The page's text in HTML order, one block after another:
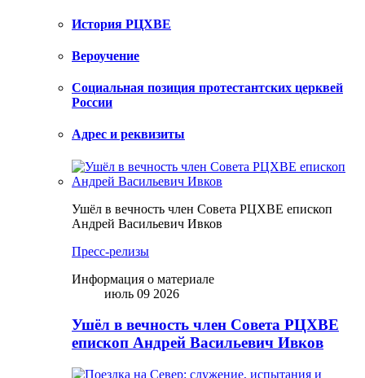
История РЦХВЕ
Вероучение
Социальная позиция протестантских церквей
России
Адрес и реквизиты
Ушёл в вечность член Совета РЦХВЕ епископ
Андрей Васильевич Ивков
Пресс-релизы
Информация о материале
июль 09 2026
Ушёл в вечность член Совета РЦХВЕ
епископ Андрей Васильевич Ивков